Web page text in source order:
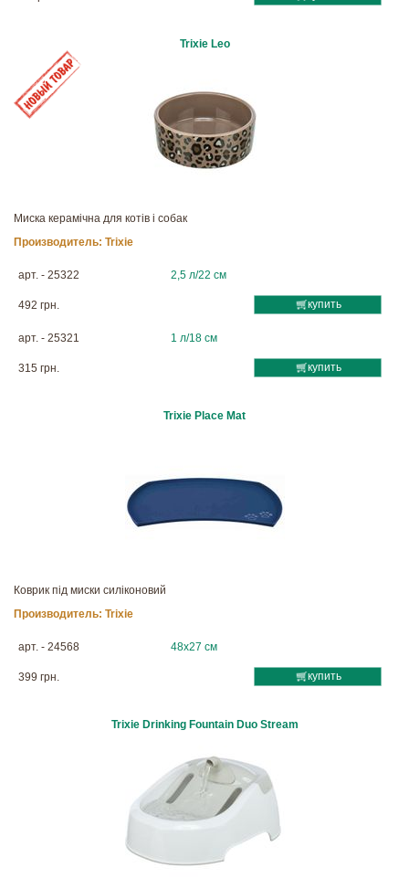
Trixie Leo
Миска керамічна для котів і собак
Производитель: Trixie
арт. - 25322 2,5 л/22 см
492 грн. купить
арт. - 25321 1 л/18 см
315 грн. купить
Trixie Place Mat
Коврик під миски силіконовий
Производитель: Trixie
арт. - 24568 48х27 см
399 грн. купить
Trixie Drinking Fountain Duo Stream